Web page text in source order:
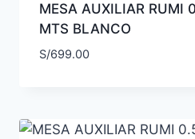
MESA AUXILIAR RUMI
MTS BLANCO
S/699.00